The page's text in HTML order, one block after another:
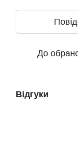
До
Відгуки